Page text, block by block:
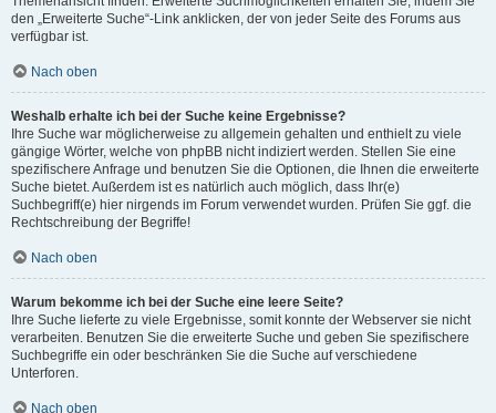
den „Erweiterte Suche“-Link anklicken, der von jeder Seite des Forums aus
verfügbar ist.
Nach oben
Weshalb erhalte ich bei der Suche keine Ergebnisse?
Ihre Suche war möglicherweise zu allgemein gehalten und enthielt zu viele
gängige Wörter, welche von phpBB nicht indiziert werden. Stellen Sie eine
spezifischere Anfrage und benutzen Sie die Optionen, die Ihnen die erweiterte
Suche bietet. Außerdem ist es natürlich auch möglich, dass Ihr(e)
Suchbegriff(e) hier nirgends im Forum verwendet wurden. Prüfen Sie ggf. die
Rechtschreibung der Begriffe!
Nach oben
Warum bekomme ich bei der Suche eine leere Seite?
Ihre Suche lieferte zu viele Ergebnisse, somit konnte der Webserver sie nicht
verarbeiten. Benutzen Sie die erweiterte Suche und geben Sie spezifischere
Suchbegriffe ein oder beschränken Sie die Suche auf verschiedene
Unterforen.
Nach oben